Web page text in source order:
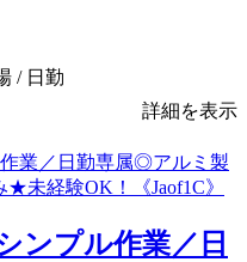
/ 日勤
詳細を表示
ンプル作業／日